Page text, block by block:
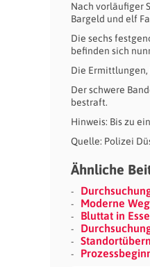
Nach vorläufiger
Bargeld und elf
Die sechs
befinden sich
Die
Der schwere
bestraft.
Hinweis: Bis zu
Quelle: Polizei
Ähnliche
Moderne
Bluttat in